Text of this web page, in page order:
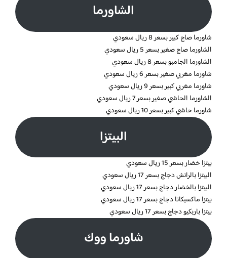
الشاورما
شاورما صاج كبير بسعر 8 ريال سعودي
الشاورما صاج صغير بسعر 5 ريال سعودي
الشاورما الجامبو بسعر 8 ريال سعودي
شاورما مغربي صغير بسعر 6 ريال سعودي
شاورما مغربي كبير بسعر 9 ريال سعودي
الشاورما الحاشي صغير بسعر 7 ريال سعودي
شاورما حاشي كبير بسعر 10 ريال سعودي
البيتزا
بيتزا خضار بسعر 15 ريال سعودي
البيتزا بالرانش دجاج بسعر 17 ريال سعودي
البيتزا بالخضار دجاج بسعر 17 ريال سعودي
بيتزا ماكسيكانا دجاج بسعر 17 ريال سعودي
بيتزا باربكيو دجاج بسعر 17 ريال سعودي
شاورما ووك